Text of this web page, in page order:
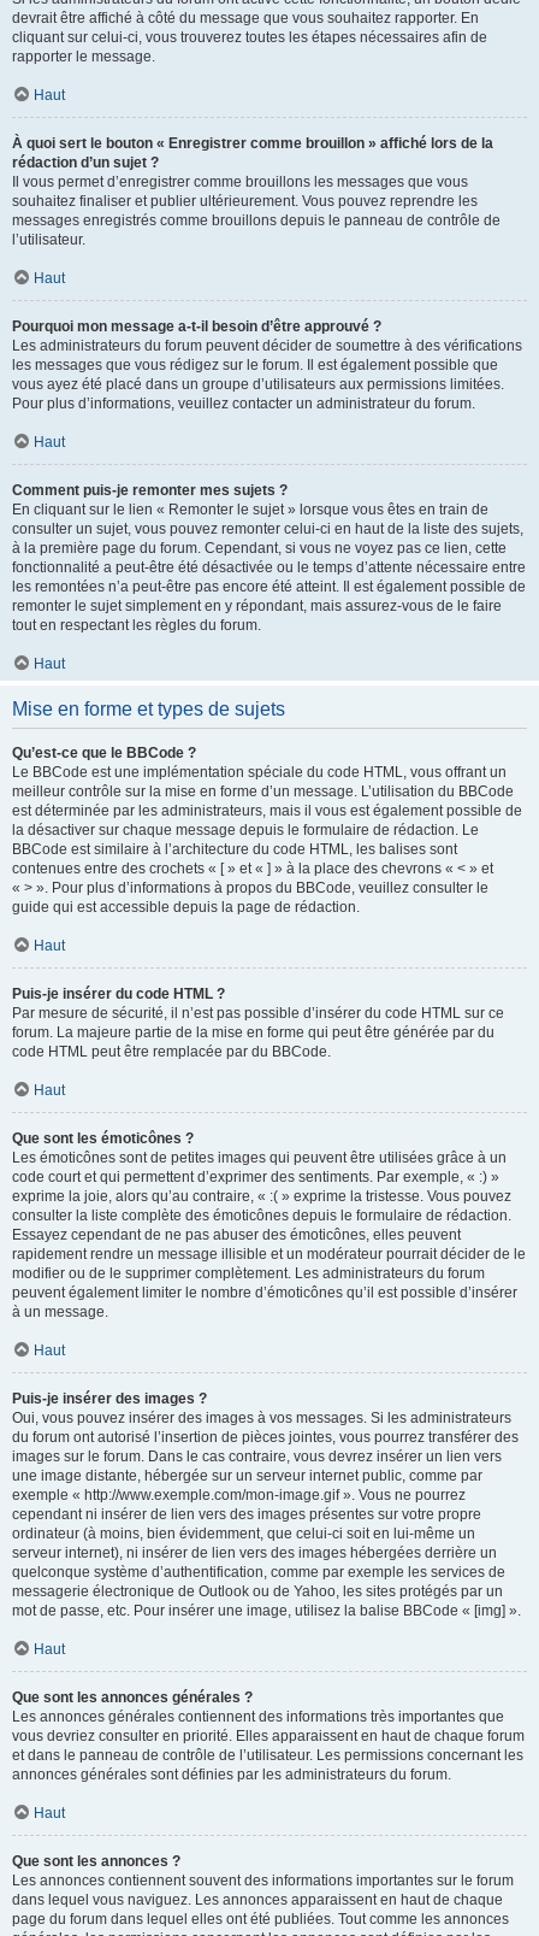
devrait être affiché à côté du message que vous souhaitez rapporter. En
cliquant sur celui-ci, vous trouverez toutes les étapes nécessaires afin de
rapporter le message.
Haut
À quoi sert le bouton « Enregistrer comme brouillon » affiché lors de la
rédaction d’un sujet ?
Il vous permet d’enregistrer comme brouillons les messages que vous
souhaitez finaliser et publier ultérieurement. Vous pouvez reprendre les
messages enregistrés comme brouillons depuis le panneau de contrôle de
l’utilisateur.
Haut
Pourquoi mon message a-t-il besoin d’être approuvé ?
Les administrateurs du forum peuvent décider de soumettre à des vérifications
les messages que vous rédigez sur le forum. Il est également possible que
vous ayez été placé dans un groupe d’utilisateurs aux permissions limitées.
Pour plus d’informations, veuillez contacter un administrateur du forum.
Haut
Comment puis-je remonter mes sujets ?
En cliquant sur le lien « Remonter le sujet » lorsque vous êtes en train de
consulter un sujet, vous pouvez remonter celui-ci en haut de la liste des sujets,
à la première page du forum. Cependant, si vous ne voyez pas ce lien, cette
fonctionnalité a peut-être été désactivée ou le temps d’attente nécessaire entre
les remontées n’a peut-être pas encore été atteint. Il est également possible de
remonter le sujet simplement en y répondant, mais assurez-vous de le faire
tout en respectant les règles du forum.
Haut
Mise en forme et types de sujets
Qu’est-ce que le BBCode ?
Le BBCode est une implémentation spéciale du code HTML, vous offrant un
meilleur contrôle sur la mise en forme d’un message. L’utilisation du BBCode
est déterminée par les administrateurs, mais il vous est également possible de
la désactiver sur chaque message depuis le formulaire de rédaction. Le
BBCode est similaire à l’architecture du code HTML, les balises sont
contenues entre des crochets « [ » et « ] » à la place des chevrons « < » et
« > ». Pour plus d’informations à propos du BBCode, veuillez consulter le
guide qui est accessible depuis la page de rédaction.
Haut
Puis-je insérer du code HTML ?
Par mesure de sécurité, il n’est pas possible d’insérer du code HTML sur ce
forum. La majeure partie de la mise en forme qui peut être générée par du
code HTML peut être remplacée par du BBCode.
Haut
Que sont les émoticônes ?
Les émoticônes sont de petites images qui peuvent être utilisées grâce à un
code court et qui permettent d’exprimer des sentiments. Par exemple, « :) »
exprime la joie, alors qu’au contraire, « :( » exprime la tristesse. Vous pouvez
consulter la liste complète des émoticônes depuis le formulaire de rédaction.
Essayez cependant de ne pas abuser des émoticônes, elles peuvent
rapidement rendre un message illisible et un modérateur pourrait décider de le
modifier ou de le supprimer complètement. Les administrateurs du forum
peuvent également limiter le nombre d’émoticônes qu’il est possible d’insérer
à un message.
Haut
Puis-je insérer des images ?
Oui, vous pouvez insérer des images à vos messages. Si les administrateurs
du forum ont autorisé l’insertion de pièces jointes, vous pourrez transférer des
images sur le forum. Dans le cas contraire, vous devrez insérer un lien vers
une image distante, hébergée sur un serveur internet public, comme par
exemple « http://www.exemple.com/mon-image.gif ». Vous ne pourrez
cependant ni insérer de lien vers des images présentes sur votre propre
ordinateur (à moins, bien évidemment, que celui-ci soit en lui-même un
serveur internet), ni insérer de lien vers des images hébergées derrière un
quelconque système d’authentification, comme par exemple les services de
messagerie électronique de Outlook ou de Yahoo, les sites protégés par un
mot de passe, etc. Pour insérer une image, utilisez la balise BBCode « [img] ».
Haut
Que sont les annonces générales ?
Les annonces générales contiennent des informations très importantes que
vous devriez consulter en priorité. Elles apparaissent en haut de chaque forum
et dans le panneau de contrôle de l’utilisateur. Les permissions concernant les
annonces générales sont définies par les administrateurs du forum.
Haut
Que sont les annonces ?
Les annonces contiennent souvent des informations importantes sur le forum
dans lequel vous naviguez. Les annonces apparaissent en haut de chaque
page du forum dans lequel elles ont été publiées. Tout comme les annonces